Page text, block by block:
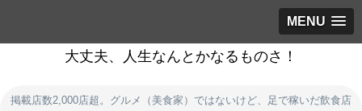
MENU
大丈夫、人生なんとかなるものさ！
掲載店数2,000店超。グルメ（美食家）ではないけど、足で稼いだ飲食店